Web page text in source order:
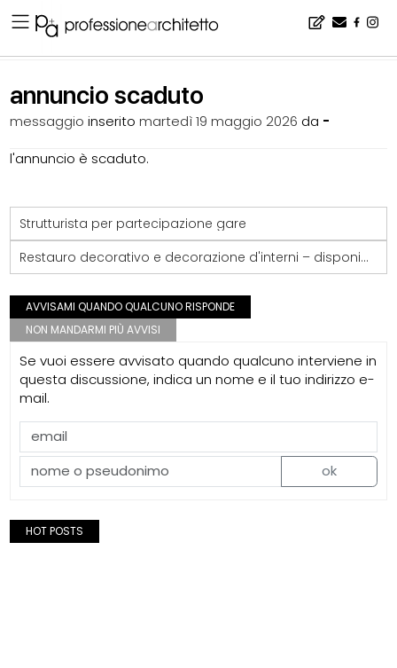
annuncio scaduto
messaggio inseritomartedì 19 maggio 2026 da -
l'annuncio è scaduto.
Strutturista per partecipazione gare
Restauro decorativo e decorazione d'interni – disponibile per collaborazioni con
AVVISAMI QUANDO QUALCUNO RISPONDE
NON MANDARMI PIÙ AVVISI
Se vuoi essere avvisato quando qualcuno interviene in
questa discussione, indica un nome e il tuo indirizzo e-
mail.
ok
HOT POSTS